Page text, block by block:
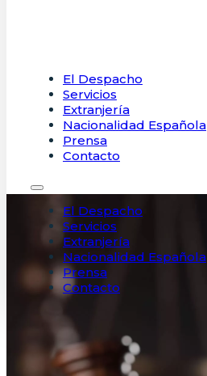
El Despacho
Servicios
Extranjería
Nacionalidad Española
Prensa
Contacto
El Despacho
Servicios
Extranjería
Nacionalidad Española
Prensa
Contacto